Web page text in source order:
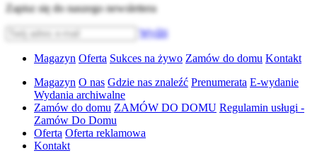
Zapisz się do naszego newslettera
Wyślij
Magazyn Oferta Sukces na żywo Zamów do domu Kontakt
Magazyn O nas Gdzie nas znaleźć Prenumerata E-wydanie
Wydania archiwalne
Zamów do domu ZAMÓW DO DOMU Regulamin usługi -
Zamów Do Domu
Oferta Oferta reklamowa
Kontakt